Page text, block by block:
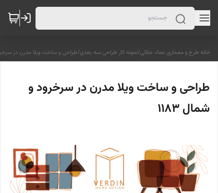
خانه طرح و معماری عماد جلالی/نمونه کار طراحی سه بعدی/طراحی و ساخت ویلا مدرن در
طراحی و ساخت ویلا مدرن در سرخرود و
شمال 1183